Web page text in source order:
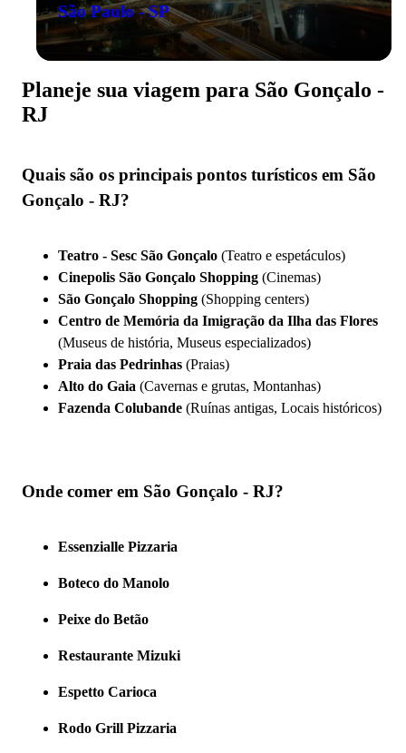
São Paulo - SP
Planeje sua viagem para São Gonçalo -
RJ
Quais são os principais pontos turísticos em São
Gonçalo - RJ?
Teatro - Sesc São Gonçalo (Teatro e espetáculos)
Cinepolis São Gonçalo Shopping (Cinemas)
São Gonçalo Shopping (Shopping centers)
Centro de Memória da Imigração da Ilha das Flores
(Museus de história, Museus especializados)
Praia das Pedrinhas (Praias)
Alto do Gaia (Cavernas e grutas, Montanhas)
Fazenda Colubande (Ruínas antigas, Locais históricos)
Onde comer em São Gonçalo - RJ?
Essenzialle Pizzaria
Boteco do Manolo
Peixe do Betão
Restaurante Mizuki
Espetto Carioca
Rodo Grill Pizzaria